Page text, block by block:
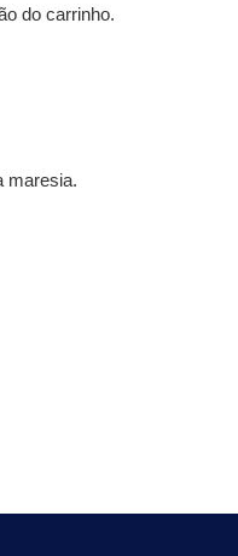
do carrinho.
maresia.